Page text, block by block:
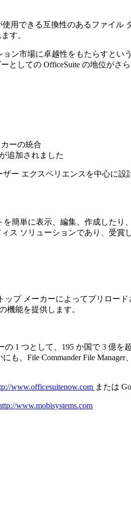
用できる互換性のあるファイル
す。
ン市場に卓越性をもたらすとい
しての OfficeSuite の地位がさ
ーの統合
追加されました
ー エクスペリエンスを中心に
を簡単に表示、編集、作成した
ス ソリューションであり、受賞
ップ メーカーによってプリロ
機能を提供します。
1 つとして、195 か国で 3 億
、File Commander File
www.officesuitenow.com または
www.mobisystems.com